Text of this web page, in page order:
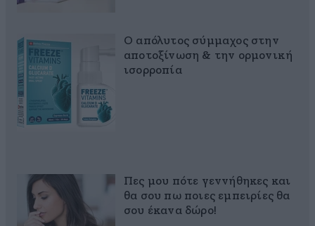
Ο απόλυτος σύμμαχος στην
αποτοξίνωση & την ορμονική
ισορροπία
Πες μου πότε γεννήθηκες και
θα σου πω ποιες εμπειρίες θα
σου έκανα δώρο!